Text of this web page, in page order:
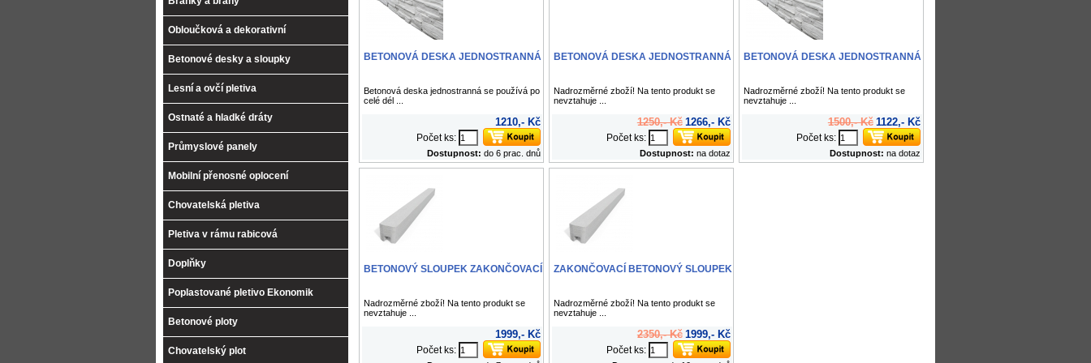
Obloučková a dekorativní
Betonové desky a sloupky
Lesní a ovčí pletiva
Ostnaté a hladké dráty
Průmyslové panely
Mobilní přenosné oplocení
Chovatelská pletiva
Pletiva v rámu rabicová
Doplňky
Poplastované pletivo Ekonomik
Betonové ploty
Chovatelský plot
BETONOVÁ DESKA JEDNOSTRANNÁ
Betonová deska jednostranná se používá po
celé dél ...
1210,- Kč
Počet ks:
Dostupnost: do 6 prac. dnů
BETONOVÁ DESKA JEDNOSTRANNÁ
Nadrozměrné zboží! Na tento produkt se
nevztahuje ...
1250,- Kč 1266,- Kč
Počet ks:
Dostupnost: na dotaz
BETONOVÁ DESKA JEDNOSTRANNÁ
Nadrozměrné zboží! Na tento produkt se
nevztahuje ...
1500,- Kč 1122,- Kč
Počet ks:
Dostupnost: na dotaz
BETONOVÝ SLOUPEK ZAKONČOVACÍ
Nadrozměrné zboží! Na tento produkt se
nevztahuje ...
1999,- Kč
Počet ks:
ZAKONČOVACÍ BETONOVÝ SLOUPEK
Nadrozměrné zboží! Na tento produkt se
nevztahuje ...
2350,- Kč 1999,- Kč
Počet ks: